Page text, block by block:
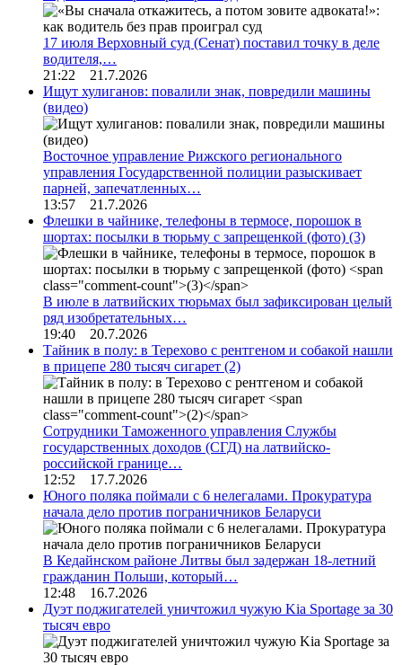
17 июля Верховный суд (Сенат) поставил точку в деле
водителя,…
21:22 21.7.2026
Ищут хулиганов: повалили знак, повредили машины
(видео)
Восточное управление Рижского регионального
управления Государственной полиции разыскивает
парней, запечатленных…
13:57 21.7.2026
Флешки в чайнике, телефоны в термосе, порошок в
шортах: посылки в тюрьму с запрещенкой (фото) (3)
В июле в латвийских тюрьмах был зафиксирован целый
ряд изобретательных…
19:40 20.7.2026
Тайник в полу: в Терехово с рентгеном и собакой нашли
в прицепе 280 тысяч сигарет (2)
Сотрудники Таможенного управления Службы
государственных доходов (СГД) на латвийско-
российской границе…
12:52 17.7.2026
Юного поляка поймали с 6 нелегалами. Прокуратура
начала дело против пограничников Беларуси
В Кедайнском районе Литвы был задержан 18-летний
гражданин Польши, который…
12:48 16.7.2026
Дуэт поджигателей уничтожил чужую Kia Sportage за 30
тысяч евро